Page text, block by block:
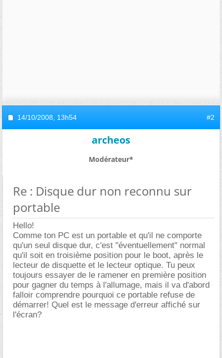
14/10/2008, 13h54 #2
archeos
Modérateur*
Re : Disque dur non reconnu sur
portable
Hello!
Comme ton PC est un portable et qu'il ne comporte
qu'un seul disque dur, c'est "éventuellement" normal
qu'il soit en troisième position pour le boot, après le
lecteur de disquette et le lecteur optique. Tu peux
toujours essayer de le ramener en première position
pour gagner du temps à l'allumage, mais il va d'abord
falloir comprendre pourquoi ce portable refuse de
démarrer! Quel est le message d'erreur affiché sur
l'écran?